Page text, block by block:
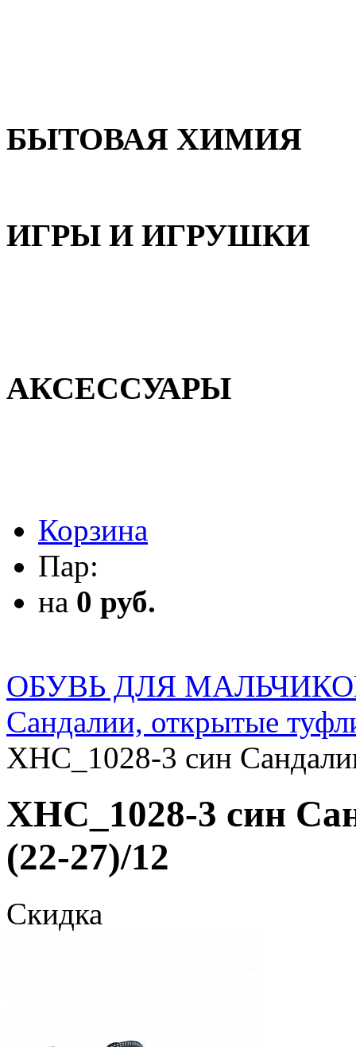
БЫТОВАЯ ХИМИЯ
ИГРЫ И ИГРУШКИ
АКСЕССУАРЫ
Корзина
Пар:
на 0 руб.
ОБУВЬ ДЛЯ
Сандалии, открытые
XHC_1028-3 син
XHC_1028-3 син
(22-27)/12
Скидка